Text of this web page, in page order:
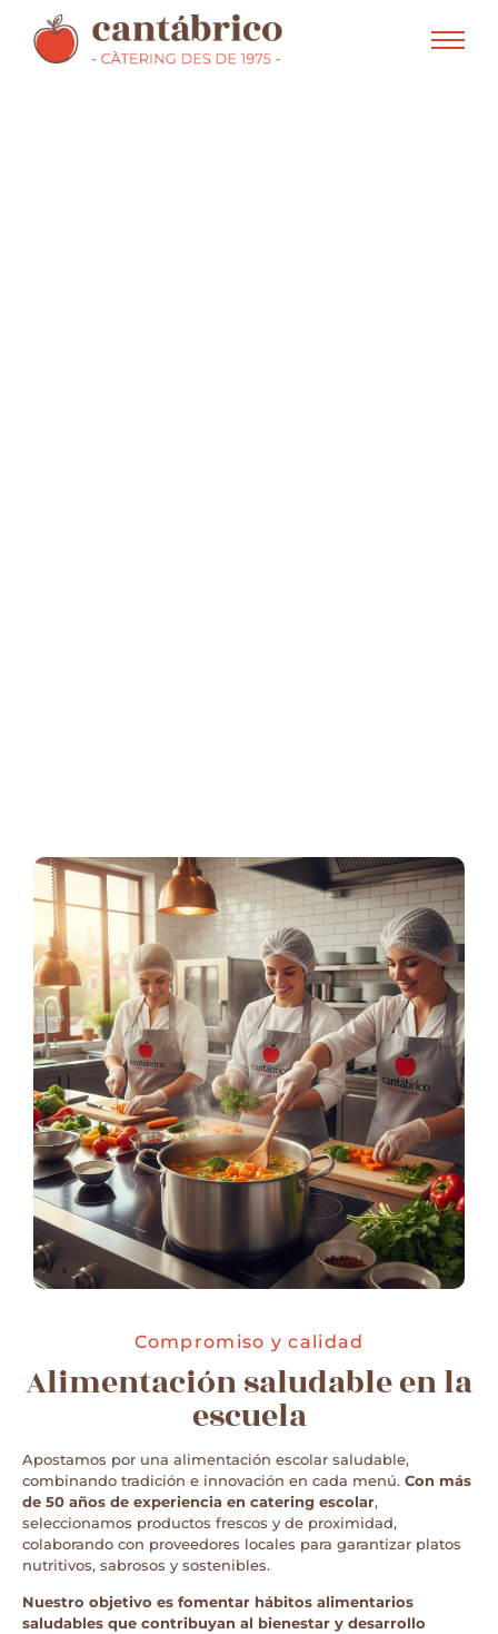
Compromiso y calidad
Alimentación saludable en la
escuela
Apostamos por una alimentación escolar saludable,
combinando tradición e innovación en cada menú. Con más
de 50 años de experiencia en catering escolar,
seleccionamos productos frescos y de proximidad,
colaborando con proveedores locales para garantizar platos
nutritivos, sabrosos y sostenibles.
Nuestro objetivo es fomentar hábitos alimentarios
saludables que contribuyan al bienestar y desarrollo